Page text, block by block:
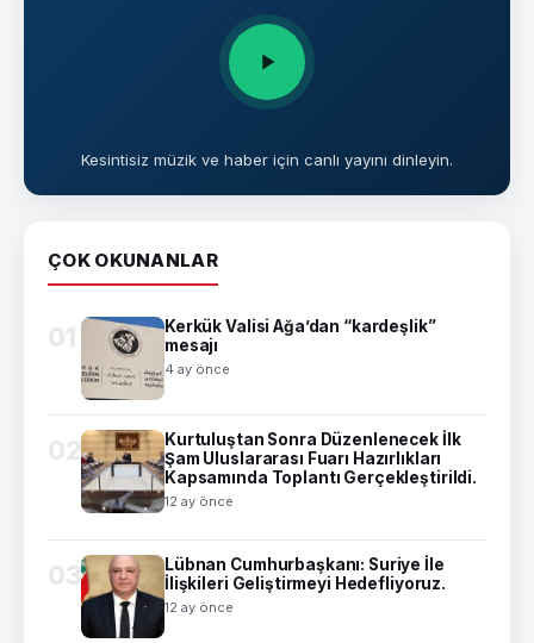
Kesintisiz müzik ve haber için canlı yayını dinleyin.
ÇOK OKUNANLAR
01
Kerkük Valisi Ağa’dan “kardeşlik”
mesajı
4 ay önce
02
Kurtuluştan Sonra Düzenlenecek İlk
Şam Uluslararası Fuarı Hazırlıkları
Kapsamında Toplantı Gerçekleştirildi.
12 ay önce
03
Lübnan Cumhurbaşkanı: Suriye İle
İlişkileri Geliştirmeyi Hedefliyoruz.
12 ay önce